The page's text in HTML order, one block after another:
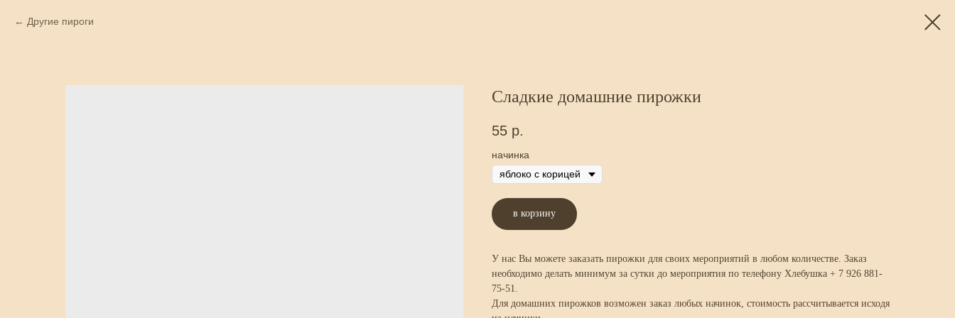
Другие пироги
Сладкие домашние пирожки
55 р.
начинка
в корзину
У нас Вы можете заказать пирожки для своих мероприятий в любом количестве. Заказ
необходимо делать минимум за сутки до мероприятия по телефону Хлебушка + 7 926 881-
75-51.
Для домашних пирожков возможен заказ любых начинок, стоимость рассчитывается исходя